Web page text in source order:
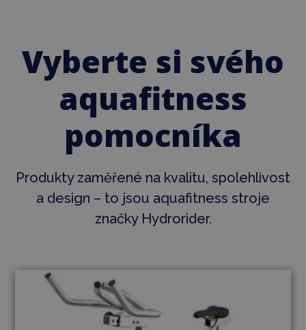
Vyberte si svého
aquafitness
pomocníka
Produkty zaměřené na kvalitu, spolehlivost
a design – to jsou aquafitness stroje
značky Hydrorider.